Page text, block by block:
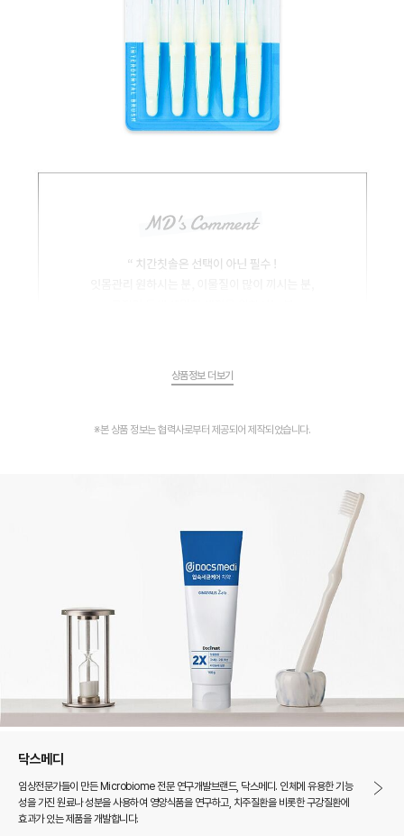
상품정보 더보기
※본 상품 정보는 협력사로부터 제공되어 제작되었습니다.
닥스메디
임상전문가들이 만든 Microbiome 전문 연구개발브랜드, 닥스메디. 인체에 유용한 기능
성을 가진 원료나 성분을 사용하여 영양식품을 연구하고, 치주질환을 비롯한 구강질환에
효과가 있는 제품을 개발합니다.